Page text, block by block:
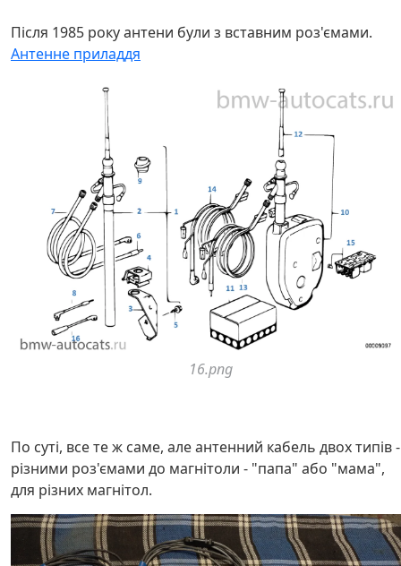
Після 1985 року антени були з вставним роз'ємами.
Антенне приладдя
16.png
По суті, все те ж саме, але антенний кабель двох типів
різними роз'ємами до магнітоли - "папа" або "мама",
для різних магнітол.